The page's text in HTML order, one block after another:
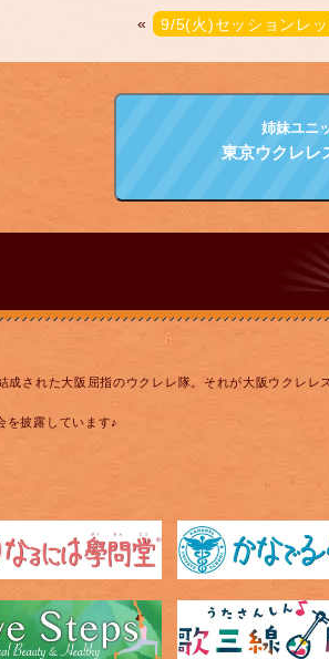
« 9/5(火)セッションレ
姉妹ユニ
東京ウクレレ
成された大阪屈指のウクレレ隊。それが大阪ウクレレ
を披露しています♪